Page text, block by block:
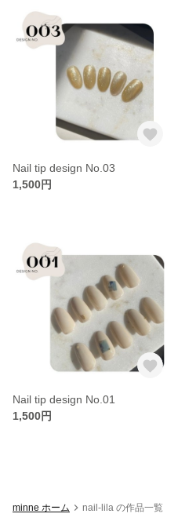
Nail tip design No.03
1,500円
Nail tip design No.01
1,500円
minne ホーム nail-lila の作品一覧